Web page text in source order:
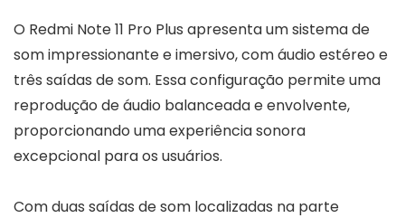
O Redmi Note 11 Pro Plus apresenta um sistema de
som impressionante e imersivo, com áudio estéreo e
três saídas de som. Essa configuração permite uma
reprodução de áudio balanceada e envolvente,
proporcionando uma experiência sonora
excepcional para os usuários.
Com duas saídas de som localizadas na parte